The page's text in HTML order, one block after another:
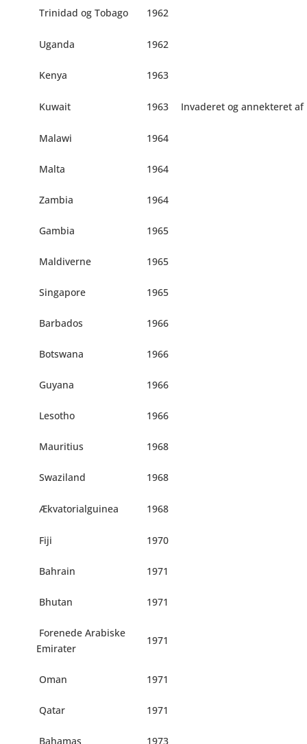
Trinidad og Tobago 1962
Uganda 1962
Kenya 1963
Kuwait 1963 Invaderet og annekteret af
Malawi 1964
Malta 1964
Zambia 1964
Gambia 1965
Maldiverne 1965
Singapore 1965
Barbados 1966
Botswana 1966
Guyana 1966
Lesotho 1966
Mauritius 1968
Swaziland 1968
Ækvatorialguinea 1968
Fiji 1970
Bahrain 1971
Bhutan 1971
Forenede Arabiske
Emirater
1971
Oman 1971
Qatar 1971
Bahamas 1973